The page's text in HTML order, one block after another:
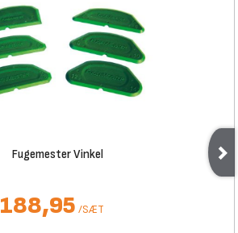
Fugemester Vinkel
188,95 /SÆT